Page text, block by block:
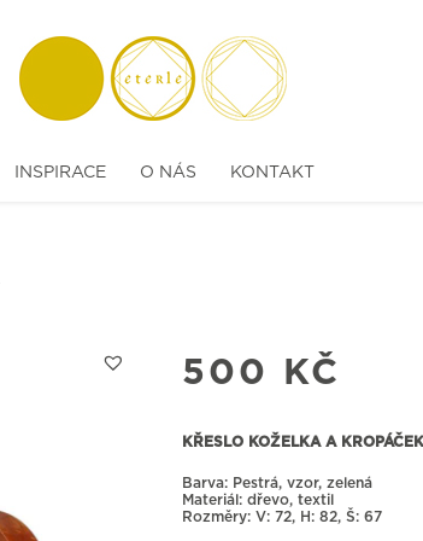
INSPIRACE O NÁS KONTAKT
500 KČ
KŘESLO KOŽELKA A KROPÁČEK
Barva: Pestrá, vzor, zelená
Materiál: dřevo, textil
Rozměry:
72, H: 82, Š: 67